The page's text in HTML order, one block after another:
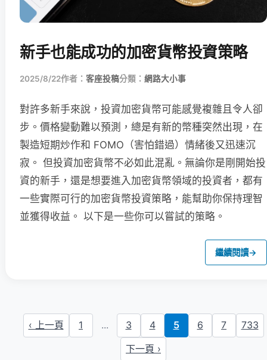
新手也能成功的加密貨幣投資策略
2025/8/22作者： 客座投稿分類： 網路大小事
對許多新手來說，投資加密貨幣可能感覺複雜且令人卻
步。價格變動難以預測，總是有新的幣種突然出現，在
製造短期炒作和 FOMO（害怕錯過）情緒後又迅速沉
寂。 但投資加密貨幣不必如此混亂。無論你是剛開始投
資的新手，還是想要進入加密貨幣領域的投資者，都有
一些實際可行的加密貨幣投資策略，能幫助你保持理智
並獲得收益。 以下是一些你可以嘗試的策略。
繼續閱讀→
‹ 上一頁 1 ... 3 4 5 6 7
733
下一頁 ›